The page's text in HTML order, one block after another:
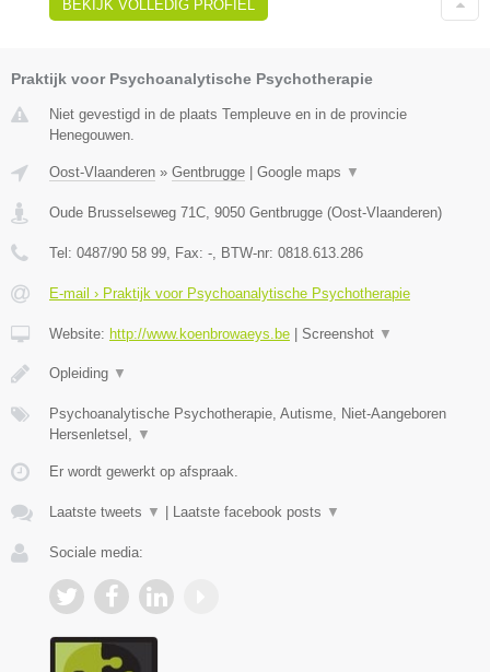
BEKIJK VOLLEDIG PROFIEL
Praktijk voor Psychoanalytische Psychotherapie
Niet gevestigd in de plaats Templeuve en in de provincie
Henegouwen.
Oost-Vlaanderen » Gentbrugge Google maps ▼
Oude Brusselseweg 71C, 9050 Gentbrugge (Oost-Vlaanderen)
Tel: 0487/90 58 99, Fax: -, BTW-nr: 0818.613.286
E-mail › Praktijk voor Psychoanalytische Psychotherapie
Website: http://www.koenbrowaeys.be Screenshot ▼
Opleiding ▼
Psychoanalytische Psychotherapie, Autisme, Niet-Aangeboren
Hersenletsel, ▼
Er wordt gewerkt op afspraak.
Laatste tweets ▼ Laatste facebook posts ▼
Sociale media: